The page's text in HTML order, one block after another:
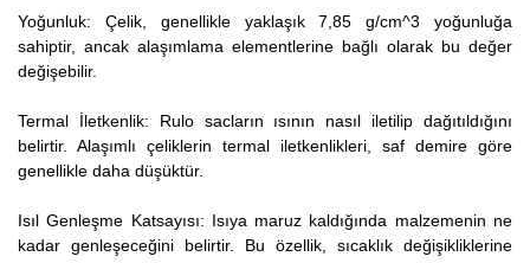
Yoğunluk: Çelik, genellikle yaklaşık 7,85 g/cm^3 yoğunluğa
sahiptir, ancak alaşımlama elementlerine bağlı olarak bu değer
değişebilir.
Termal İletkenlik: Rulo sacların ısının nasıl iletilip dağıtıldığını
belirtir. Alaşımlı çeliklerin termal iletkenlikleri, saf demire göre
genellikle daha düşüktür.
Isıl Genleşme Katsayısı: Isıya maruz kaldığında malzemenin ne
kadar genleşeceğini belirtir. Bu özellik, sıcaklık değişikliklerine